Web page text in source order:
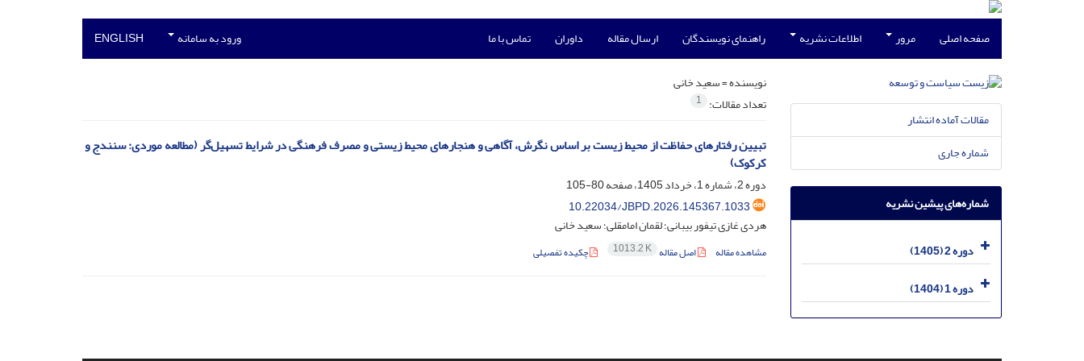
صفحه اصلی مرور اطلاعات نشریه راهنمای نویسندگان ارسال مقاله داوران تماس با ما ورود به سامانه ENGLISH
نویسنده =سعید خانی
تعداد مقالات: 1
تبیین رفتارهای حفاظت از محیط زیست بر اساس نگرش، آگاهی و هنجارهای محیط‌‌ زیستی و مصرف فرهنگی در شرایط تسهیل‌گر (مطالعه موردی: سنندج و
کرکوک)
دوره 2، شماره 1، خرداد 1405، صفحه
80-105
10.22034/JBPD.2026.145367.1033
هردی غازی تیفور بیبانی؛ لقمان امامقلی؛ سعید خانی
مشاهده مقاله اصل مقاله 1013.2 K چکیده تفصیلی
مقالات آماده انتشار
شماره جاری
شماره‌های پیشین نشریه
دوره 2 (1405)
دوره 1 (1404)